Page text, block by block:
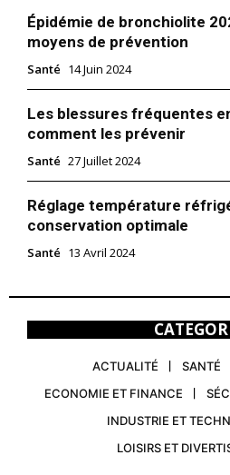
Épidémie de bronchiolite
moyens de prévention
Santé 14 Juin 2024
Les blessures fréquentes
comment les prévenir
Santé 27 Juillet 2024
Réglage température
conservation optimale
Santé 13 Avril 2024
ACTUALITÉ SANTÉ
ECONOMIE ET FINANCE
INDUSTRIE ET
LOISIRS ET